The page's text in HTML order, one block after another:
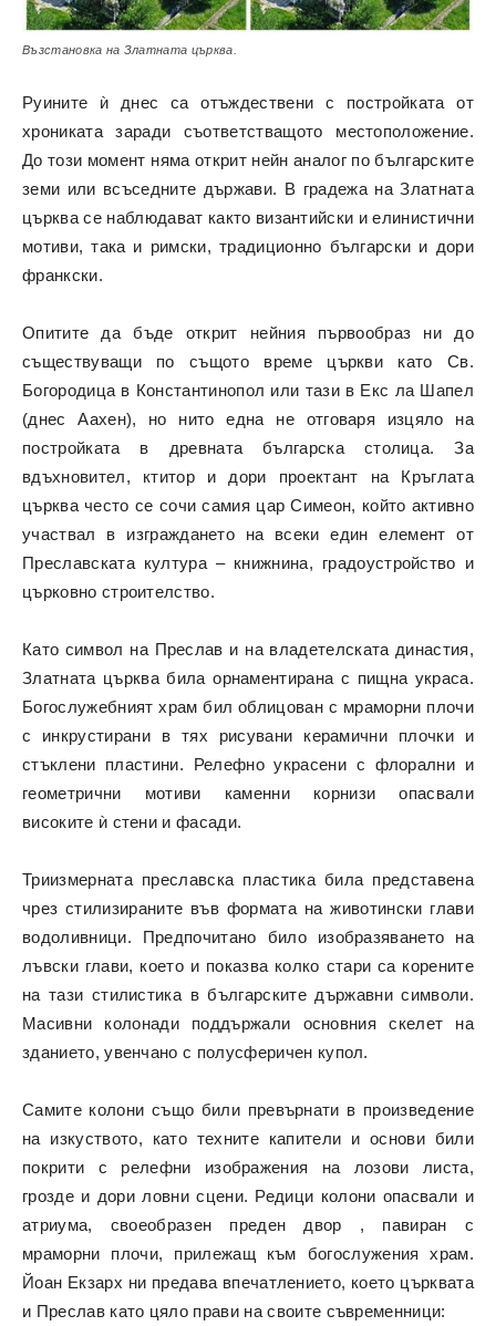
Възстановка на Златната църква.
Руините ѝ днес са отъждествени с постройката от
хрониката заради съответстващото местоположение.
До този момент няма открит нейн аналог по българските
земи или всъседните държави. В градежа на Златната
църква се наблюдават както византийски и елинистични
мотиви, така и римски, традиционно български и дори
франкски.
Опитите да бъде открит нейния първообраз ни до
съществуващи по същото време църкви като Св.
Богородица в Константинопол или тази в Екс ла Шапел
(днес Аахен), но нито една не отговаря изцяло на
постройката в древната българска столица. За
вдъхновител, ктитор и дори проектант на Кръглата
църква често се сочи самия цар Симеон, който активно
участвал в изграждането на всеки един елемент от
Преславската култура – книжнина, градоустройство и
църковно строителство.
Като символ на Преслав и на владетелската династия,
Златната църква била орнаментирана с пищна украса.
Богослужебният храм бил облицован с мраморни плочи
с инкрустирани в тях рисувани керамични плочки и
стъклени пластини. Релефно украсени с флорални и
геометрични мотиви каменни корнизи опасвали
високите ѝ стени и фасади.
Триизмерната преславска пластика била представена
чрез стилизираните във формата на животински глави
водоливници. Предпочитано било изобразяването на
лъвски глави, което и показва колко стари са корените
на тази стилистика в българските държавни символи.
Масивни колонади поддържали основния скелет на
зданието, увенчано с полусферичен купол.
Самите колони също били превърнати в произведение
на изкуството, като техните капители и основи били
покрити с релефни изображения на лозови листа,
грозде и дори ловни сцени. Редици колони опасвали и
атриума, своеобразен преден двор , павиран с
мраморни плочи, прилежащ към богослужения храм.
Йоан Екзарх ни предава впечатлението, което църквата
и Преслав като цяло прави на своите съвременници: